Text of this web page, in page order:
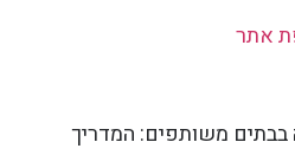
אתר
בבתים משותפים: המדריך